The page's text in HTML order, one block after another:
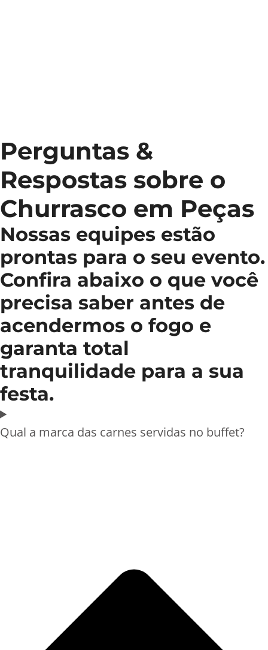
Perguntas &
Respostas sobre o
Churrasco em Peças
Nossas equipes estão
prontas para o seu evento.
Confira abaixo o que você
precisa saber antes de
acendermos o fogo e
garanta total
tranquilidade para a sua
festa.
Qual a marca das carnes servidas no buffet?